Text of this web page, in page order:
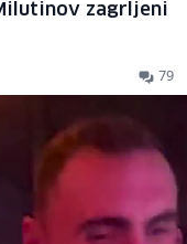
zagrljeni
79